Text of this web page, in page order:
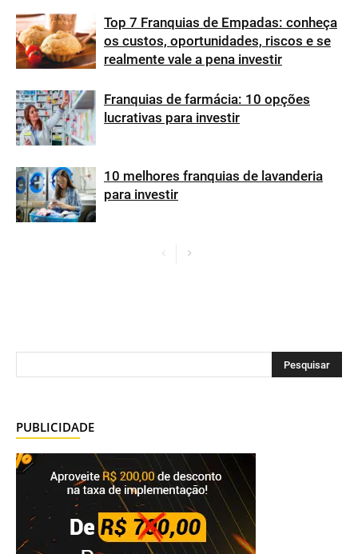
Top 7 Franquias de Empadas: conheça
os custos, oportunidades, riscos e se
realmente vale a pena investir
Franquias de farmácia: 10 opções
lucrativas para investir
10 melhores franquias de lavanderia
para investir
PUBLICIDADE